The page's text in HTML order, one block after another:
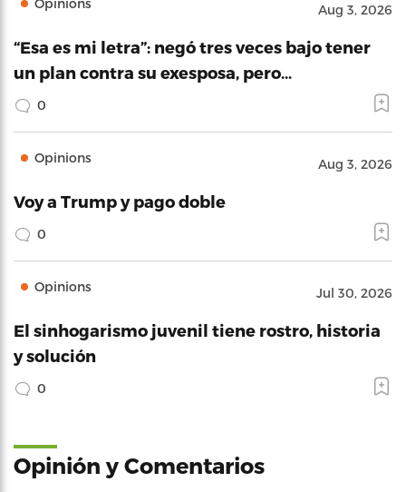
Opinions Aug 3, 2026
“Esa es mi letra”: negó tres veces bajo tener
un plan contra su exesposa, pero…
0
Opinions Aug 3, 2026
Voy a Trump y pago doble
0
Opinions Jul 30, 2026
El sinhogarismo juvenil tiene rostro, historia
y solución
0
Opinión y Comentarios